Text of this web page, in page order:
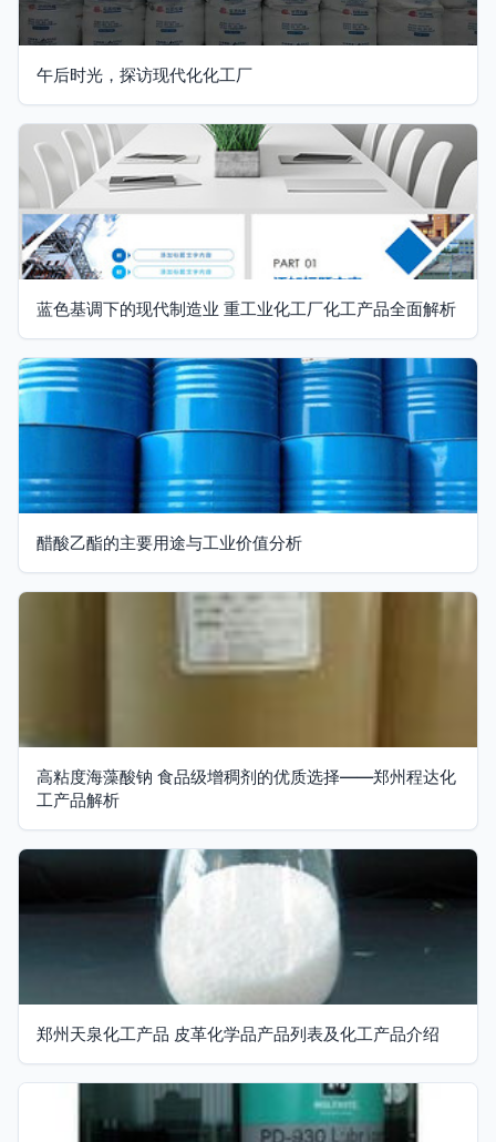
午后时光，探访现代化化工厂
蓝色基调下的现代制造业 重工业化工厂化工产品全面解析
醋酸乙酯的主要用途与工业价值分析
高粘度海藻酸钠 食品级增稠剂的优质选择——郑州程达化
工产品解析
郑州天泉化工产品 皮革化学品产品列表及化工产品介绍